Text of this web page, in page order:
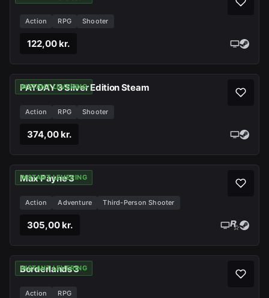
Action RPG Shooter
122,00 kr.
INSTANT LEVERING
PAYDAY 3 Silver Edition Steam
Action RPG Shooter
374,00 kr.
INSTANT LEVERING
Max Payne 3
Action Adventure Third-Person Shooter
305,00 kr.
INSTANT LEVERING
Borderlands 3
Action RPG